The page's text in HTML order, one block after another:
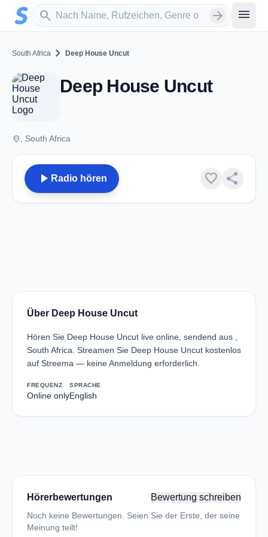
Zum Hauptinhalt springen
search
Sender suchen arrow_forward menu
South Africa chevron_right Deep House Uncut
Deep House Uncut
place , South Africa
play_arrow Radio hören favorite share
Über Deep House Uncut
Hören Sie Deep House Uncut live online, sendend aus ,
South Africa. Streamen Sie Deep House Uncut kostenlos
auf Streema — keine Anmeldung erforderlich.
FREQUENZ
Online only
SPRACHE
English
Hörerbewertungen Bewertung schreiben
Noch keine Bewertungen. Seien Sie der Erste, der seine
Meinung teilt!